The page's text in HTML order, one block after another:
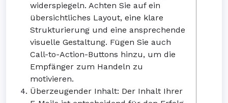
widerspiegeln. Achten Sie auf ein
übersichtliches Layout, eine klare
Strukturierung und eine ansprechende
visuelle Gestaltung. Fügen Sie auch
Call-to-Action-Buttons hinzu, um die
Empfänger zum Handeln zu
motivieren.
Überzeugender Inhalt: Der Inhalt Ihrer